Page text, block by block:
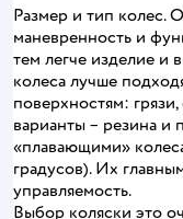
Размер и тип колес.
маневренность и
тем легче изделие и
колеса лучше
поверхностям:
варианты – резина и
«плавающими»
градусов). Их
управляемость.
Выбор коляски это